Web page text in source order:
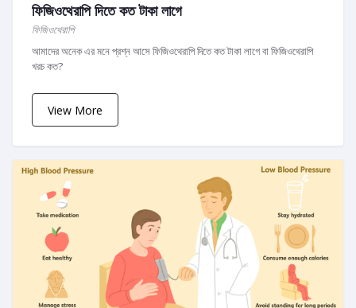
ফিজিওথেরাপি দিতে কত টাকা লাগে
ফিজিওথেরাপি
আমাদের অনেক এর মনে প্রশ্ন আসে ফিজিওথেরাপি দিতে কত টাকা লাগে বা ফিজিওথেরাপি
খরচ কত?
View More